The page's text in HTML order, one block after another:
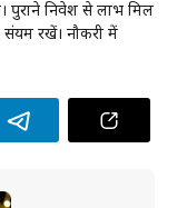
पुराने निवेश से लाभ मिल
संयम रखें। नौकरी में